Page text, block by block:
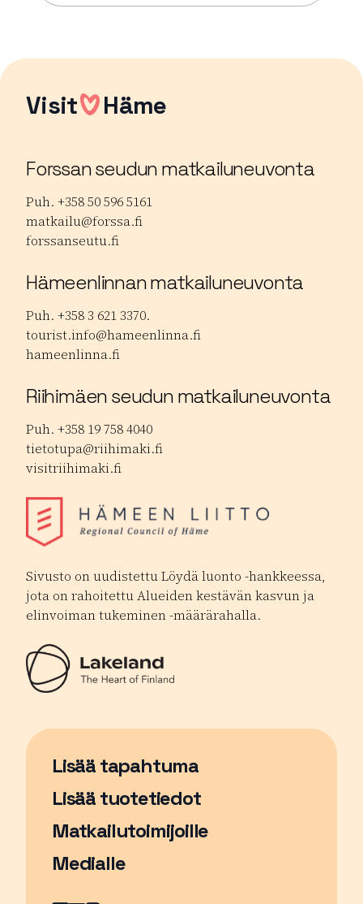
Visit Häme
Forssan seudun matkailuneuvonta
Puh. +358 50 596 5161
matkailu@forssa.fi
forssanseutu.fi
Hämeenlinnan matkailuneuvonta
Puh. +358 3 621 3370.
tourist.info@hameenlinna.fi
hameenlinna.fi
Riihimäen seudun matkailuneuvonta
Puh. +358 19 758 4040
tietotupa@riihimaki.fi
visitriihimaki.fi
Sivusto on uudistettu Löydä luonto -hankkeessa,
jota on rahoitettu Alueiden kestävän kasvun ja
elinvoiman tukeminen -määrärahalla.
Lisää tapahtuma
Sivu avautuu uudessa ikkunassa
Lisää tuotetiedot
Matkailutoimijoille
Medialle